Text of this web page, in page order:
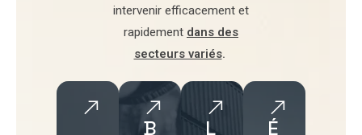
intervenir efficacement et
rapidement dans des
secteurs variés.
B L É